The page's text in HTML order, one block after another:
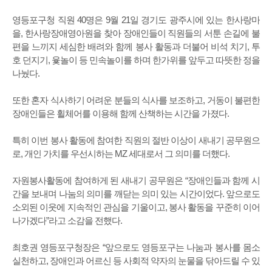
영등포구청 직원 40명은 9월 21일 경기도 광주시에 있는 한사랑마
을, 한사랑장애영아원을 찾아 장애인들이 직원들의 서툰 손길에 불
편을 느끼지 세심한 배려와 함께 봉사 활동과 더불어 비석 치기, 투
호 던지기, 윷놀이 등 민속놀이를 하며 한가위를 앞두고 따뜻한 정을
나눴다.
또한 혼자 식사하기 어려운 분들의 식사를 보조하고, 거동이 불편한
장애인들은 휠체어를 이용해 함께 산책하는 시간을 가졌다.
특히 이번 봉사 활동에 참여한 직원의 절반 이상이 새내기 공무원으
로, 개인 가치를 우선시하는 MZ 세대로서 그 의미를 더했다.
자원봉사활동에 참여하게 된 새내기 공무원은 “장애인들과 함께 시
간을 보내며 나눔의 의미를 깨닫는 의미 있는 시간이었다. 앞으로도
소외된 이웃에 지속적인 관심을 기울이고, 봉사 활동을 꾸준히 이어
나가겠다”라고 소감을 전했다.
최호권 영등포구청장은 “앞으로도 영등포구는 나눔과 봉사를 몸소
실천하고, 장애인과 어르신 등 사회적 약자의 눈물을 닦아드릴 수 있